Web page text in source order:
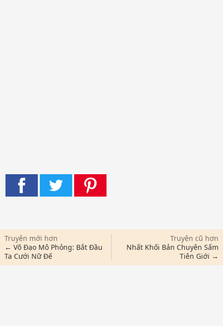
Truyện mới hơn
← Võ Đạo Mô Phỏng: Bắt Đầu
Ta Cưới Nữ Đế
Truyện cũ hơn
Nhất Khối Bản Chuyên Sấm
Tiên Giới →